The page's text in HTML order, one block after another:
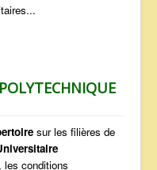
sur les filières de
les conditions